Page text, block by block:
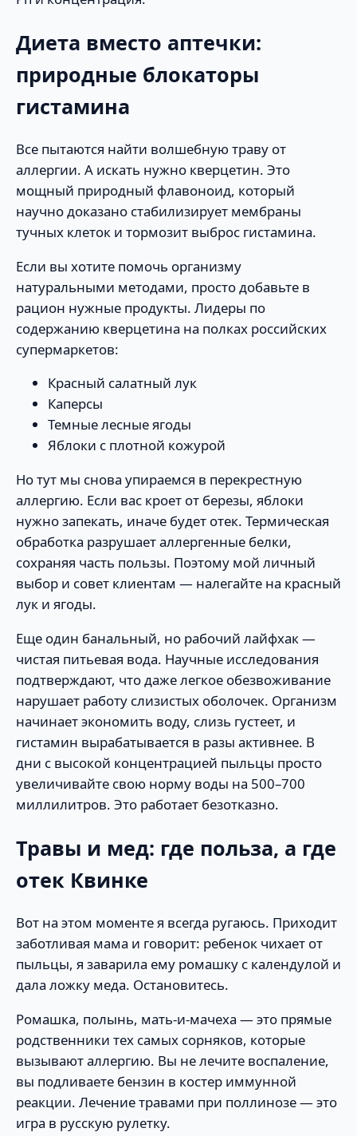
Диета вместо аптечки:
природные блокаторы
гистамина
Все пытаются найти волшебную траву от
аллергии. А искать нужно кверцетин. Это
мощный природный флавоноид, который
научно доказано стабилизирует мембраны
тучных клеток и тормозит выброс гистамина.
Если вы хотите помочь организму
натуральными методами, просто добавьте в
рацион нужные продукты. Лидеры по
содержанию кверцетина на полках российских
супермаркетов:
Красный салатный лук
Каперсы
Темные лесные ягоды
Яблоки с плотной кожурой
Но тут мы снова упираемся в перекрестную
аллергию. Если вас кроет от березы, яблоки
нужно запекать, иначе будет отек. Термическая
обработка разрушает аллергенные белки,
сохраняя часть пользы. Поэтому мой личный
выбор и совет клиентам — налегайте на красный
лук и ягоды.
Еще один банальный, но рабочий лайфхак —
чистая питьевая вода. Научные исследования
подтверждают, что даже легкое обезвоживание
нарушает работу слизистых оболочек. Организм
начинает экономить воду, слизь густеет, и
гистамин вырабатывается в разы активнее. В
дни с высокой концентрацией пыльцы просто
увеличивайте свою норму воды на 500–700
миллилитров. Это работает безотказно.
Травы и мед: где польза, а где
отек Квинке
Вот на этом моменте я всегда ругаюсь. Приходит
заботливая мама и говорит: ребенок чихает от
пыльцы, я заварила ему ромашку с календулой и
дала ложку меда. Остановитесь.
Ромашка, полынь, мать-и-мачеха — это прямые
родственники тех самых сорняков, которые
вызывают аллергию. Вы не лечите воспаление,
вы подливаете бензин в костер иммунной
реакции. Лечение травами при поллинозе — это
игра в русскую рулетку.